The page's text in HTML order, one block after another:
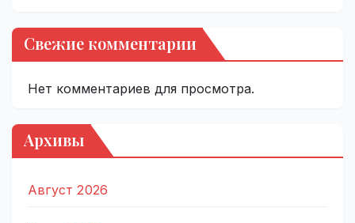
Свежие комментарии
Нет комментариев для просмотра.
Архивы
Август 2026